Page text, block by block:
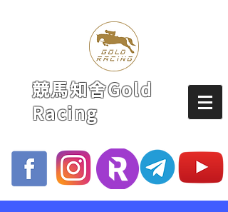
競馬知舍Gold
Racing